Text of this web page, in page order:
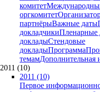
комитет
оргкомитет
партнёрыВажные даты
докладчикиПленарные
докладыСтендовые
докладыПрограмма
темамДополнительная
2011 (10)
2011 (10)
Первое